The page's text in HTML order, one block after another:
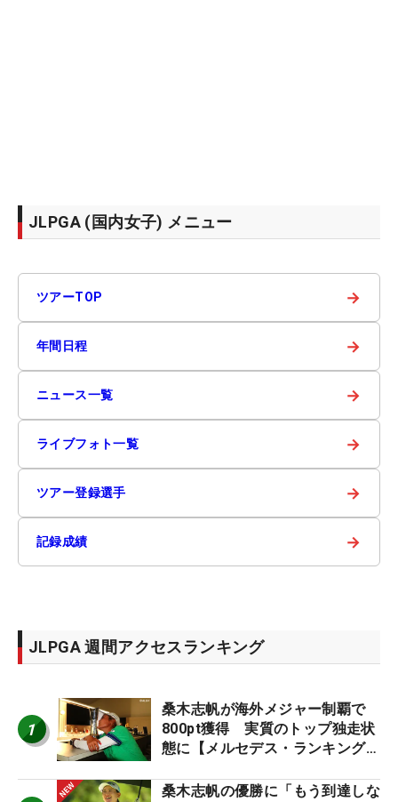
JLPGA (国内女子) メニュー
ツアーTOP →
年間日程 →
ニュース一覧 →
ライブフォト一覧 →
ツアー登録選手 →
記録成績 →
JLPGA 週間アクセスランキング
1
桑木志帆が海外メジャー制覇で
800pt獲得 実質のトップ独走状
態に【メルセデス・ランキング番
桑木志帆の優勝に「もう到達しな